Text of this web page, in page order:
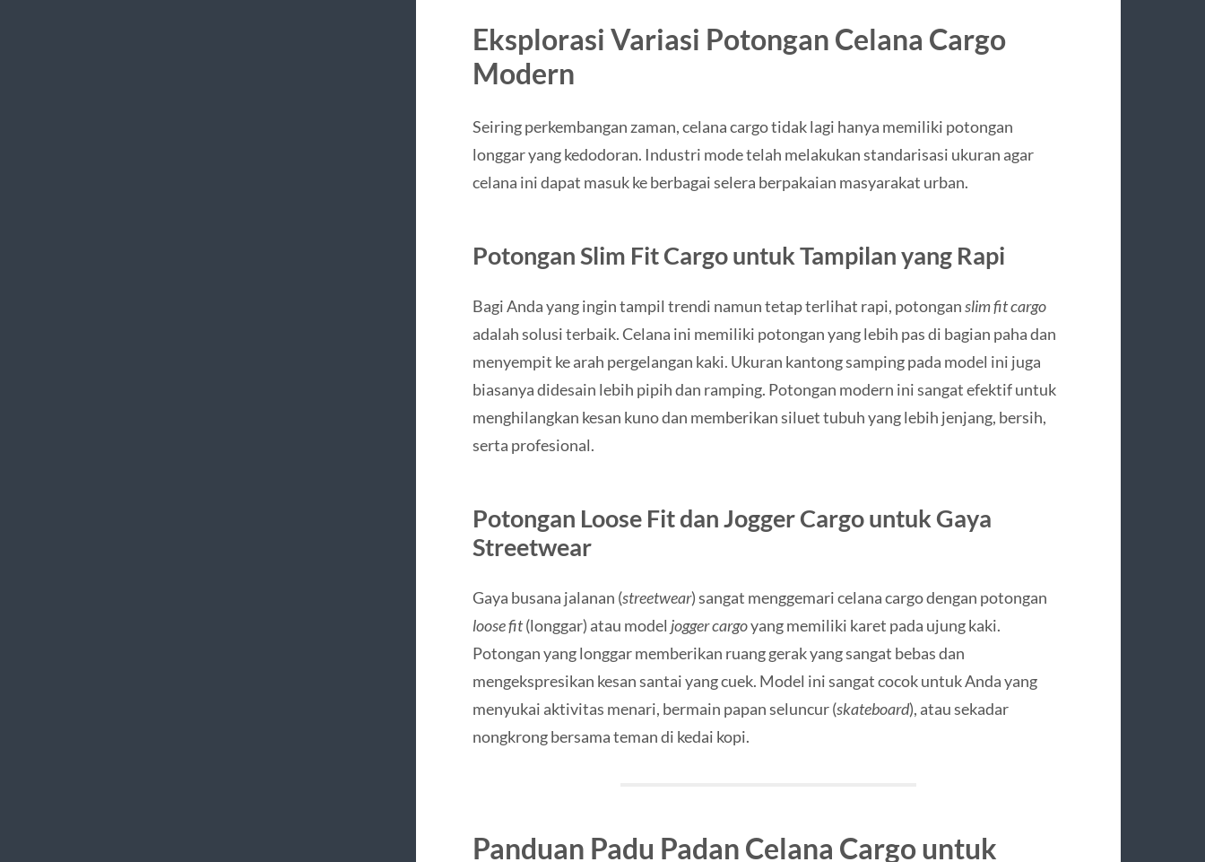
Eksplorasi Variasi Potongan Celana Cargo
Modern
Seiring perkembangan zaman, celana cargo tidak lagi hanya memiliki potongan
longgar yang kedodoran. Industri mode telah melakukan standarisasi ukuran agar
celana ini dapat masuk ke berbagai selera berpakaian masyarakat urban.
Potongan Slim Fit Cargo untuk Tampilan yang Rapi
Bagi Anda yang ingin tampil trendi namun tetap terlihat rapi, potonganslim fit cargo
adalah solusi terbaik. Celana ini memiliki potongan yang lebih pas di bagian paha dan
menyempit ke arah pergelangan kaki. Ukuran kantong samping pada model ini juga
biasanya didesain lebih pipih dan ramping. Potongan modern ini sangat efektif untuk
menghilangkan kesan kuno dan memberikan siluet tubuh yang lebih jenjang, bersih,
serta profesional.
Potongan Loose Fit dan Jogger Cargo untuk Gaya
Streetwear
Gaya busana jalanan (streetwear) sangat menggemari celana cargo dengan potongan
loose fit(longgar) atau model jogger cargoyang memiliki karet pada ujung kaki.
Potongan yang longgar memberikan ruang gerak yang sangat bebas dan
mengekspresikan kesan santai yang cuek. Model ini sangat cocok untuk Anda yang
menyukai aktivitas menari, bermain papan seluncur (skateboard), atau sekadar
nongkrong bersama teman di kedai kopi.
Panduan Padu Padan Celana Cargo untuk